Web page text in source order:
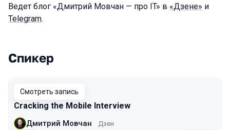
Ведет блог «Дмитрий Мовчан — про IT» в «Дзене» и
Telegram.
Выступления в сезоне 2023 Autumn
Спикер
Смотреть запись
Cracking the Mobile Interview
Дмитрий Мовчан Дзен